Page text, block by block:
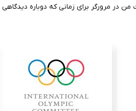
من در مرورگر برای زمانی که دوباره دیدگاهی